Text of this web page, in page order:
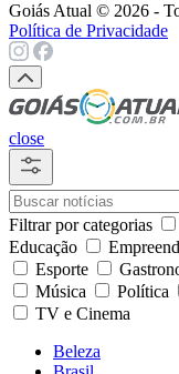
Goiás Atual © 2026 -
Política de Privacidade
close
Filtrar por categorias
Educação
Esporte
Música
Política
TV e Cinema
Beleza